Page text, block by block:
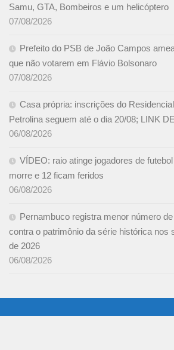
Samu, GTA, Bombeiros e um helicóptero
07/08/2026
Prefeito do PSB de João Campos
que não votarem em Flávio Bolsonaro
07/08/2026
Casa própria: inscrições do
Petrolina seguem até o dia 20/08; LINK
06/08/2026
VÍDEO: raio atinge jogadores de
morre e 12 ficam feridos
06/08/2026
Pernambuco registra menor número
contra o patrimônio da série histórica nos
de 2026
06/08/2026